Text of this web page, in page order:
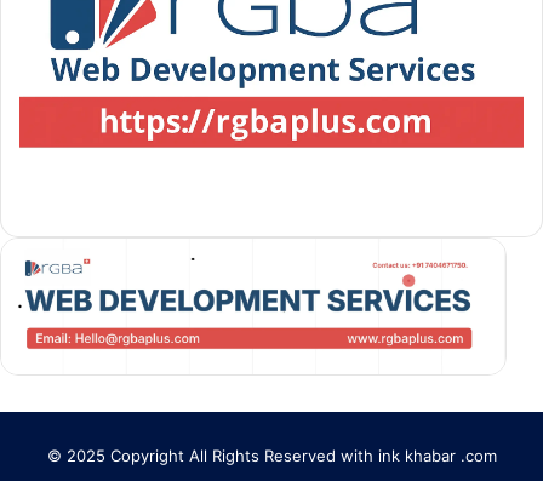
© 2025 Copyright All Rights Reserved with ink khabar .com